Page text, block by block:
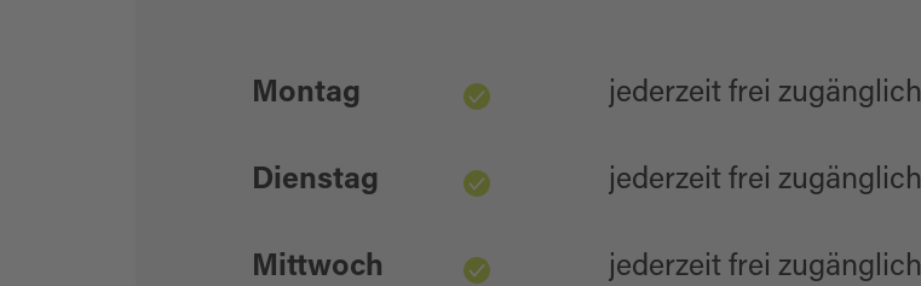
Montag jederzeit frei zugänglich
Dienstag jederzeit frei zugänglich
Mittwoch jederzeit frei zugänglich